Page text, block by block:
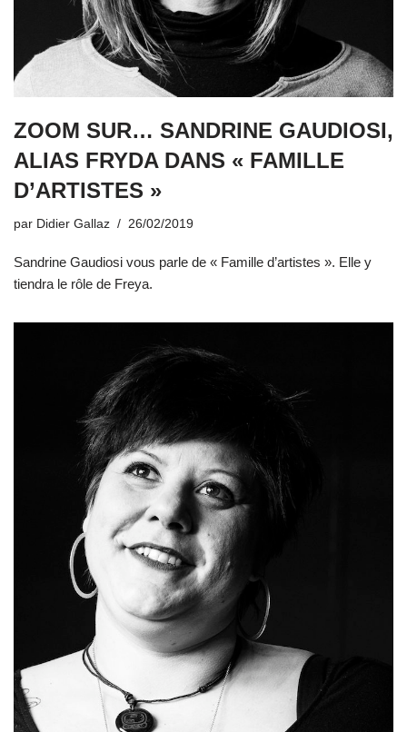
ZOOM SUR… SANDRINE GAUDIOSI,
ALIAS FRYDA DANS « FAMILLE
D’ARTISTES »
par Didier Gallaz 26/02/2019
Sandrine Gaudiosi vous parle de « Famille d’artistes ». Elle y
tiendra le rôle de Freya.